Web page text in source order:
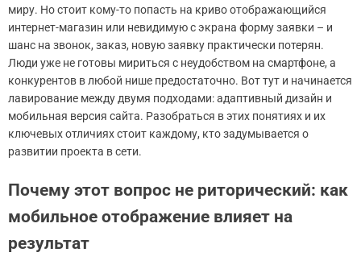
миру. Но стоит кому-то попасть на криво отображающийся
интернет-магазин или невидимую с экрана форму заявки – и
шанс на звонок, заказ, новую заявку практически потерян.
Люди уже не готовы мириться с неудобством на смартфоне, а
конкурентов в любой нише предостаточно. Вот тут и начинается
лавирование между двумя подходами: адаптивный дизайн и
мобильная версия сайта. Разобраться в этих понятиях и их
ключевых отличиях стоит каждому, кто задумывается о
развитии проекта в сети.
Почему этот вопрос не риторический: как
мобильное отображение влияет на
результат